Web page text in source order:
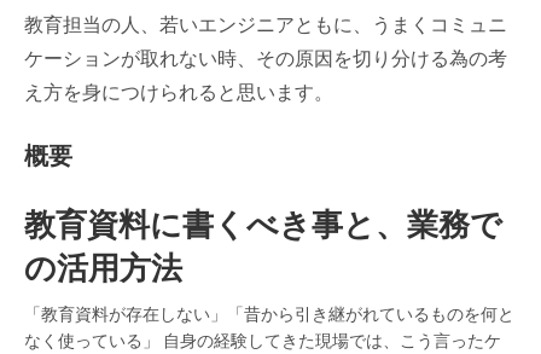
教育担当の人、若いエンジニアともに、うまくコミュニ
ケーションが取れない時、その原因を切り分ける為の考
え方を身につけられると思います。
概要
教育資料に書くべき事と、業務で
の活用方法
「教育資料が存在しない」「昔から引き継がれているものを何と
なく使っている」 自身の経験してきた現場では、こう言ったケ